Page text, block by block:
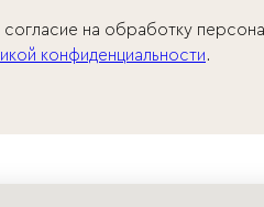
на обработку
конфиденциальности.